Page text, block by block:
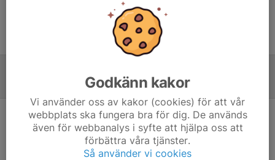
Ingen uppställning ifylld
Inget referat skrivet
Godkänn kakor
Vi använder oss av kakor (cookies) för att vår
webbplats ska fungera bra för dig. De används
även för webbanalys i syfte att hjälpa oss att
förbättra våra tjänster.
Så använder vi cookies